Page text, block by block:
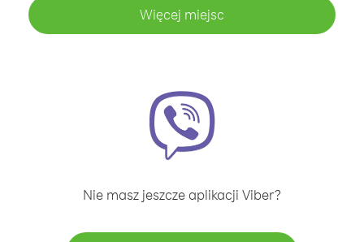
Więcej miejsc
Nie masz jeszcze aplikacji Viber?